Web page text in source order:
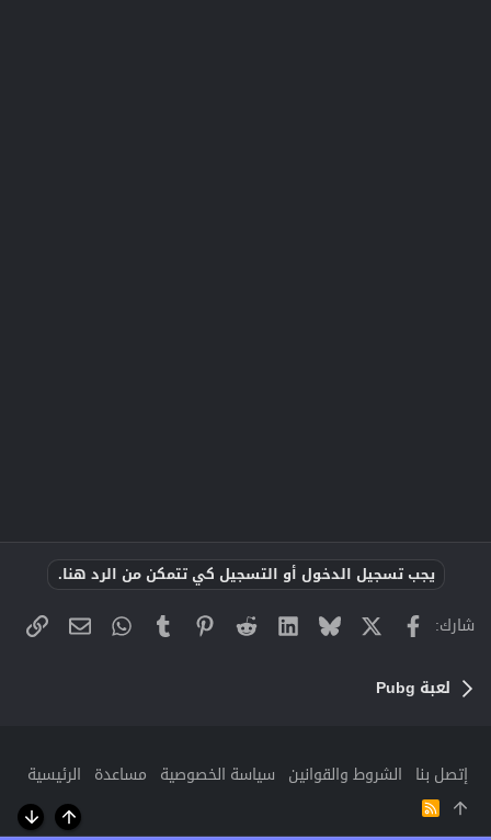
يجب تسجيل الدخول أو التسجيل كي تتمكن من الرد هنا.
شارك: فيسبوك Bluesky
LinkedIn
Reddit
Pinterest
Tumblr
WhatsApp
البريد
لعبة Pubg
إتصل بنا الشروط والقوانين سياسة الخصوصية مساعدة الرئيسية
R
أعلى